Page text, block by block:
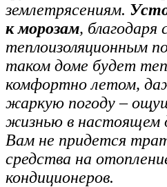
землетрясениям.
к морозам, благодаря
теплоизоляционным
таком доме будет
комфортно летом,
жаркую погоду –
жизнью в настоящем
Вам не придется
средства на
кондиционеров.